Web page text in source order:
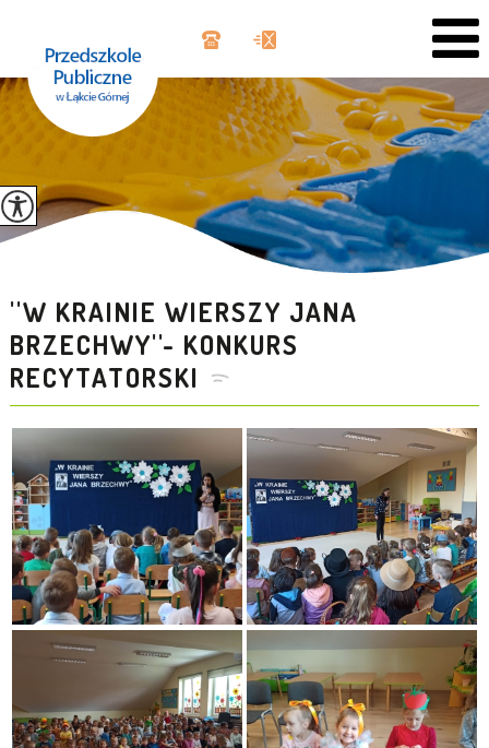
''W KRAINIE WIERSZY JANA
BRZECHWY''- KONKURS
RECYTATORSKI